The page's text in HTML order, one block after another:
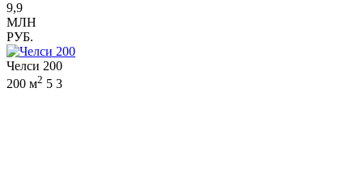
9,9
МЛН
РУБ.
Челси 200
200 м2 5 3